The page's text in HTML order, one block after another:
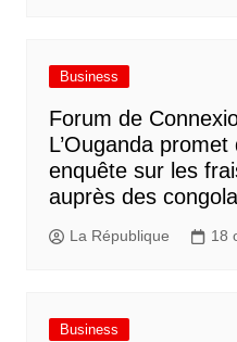
Business
Forum de
L’Ouganda
enquête sur les
auprès des
La République 18
Business